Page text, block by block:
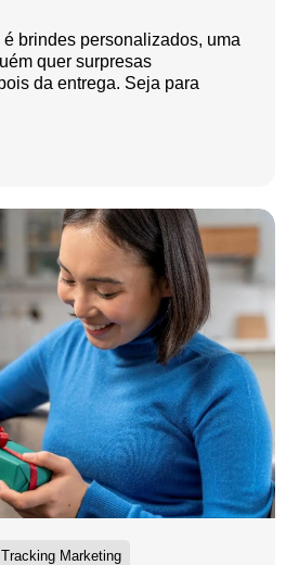
brindes personalizados, uma
quer surpresas
da entrega. Seja para
Marketing